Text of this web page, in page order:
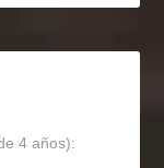
4 años):